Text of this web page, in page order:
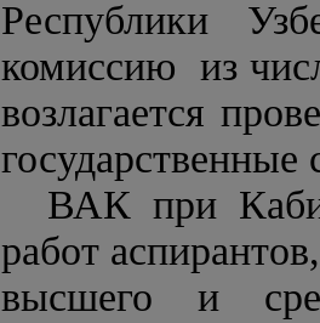
Республики
комиссию из
возлагается
ВАК при
работ
высшего и